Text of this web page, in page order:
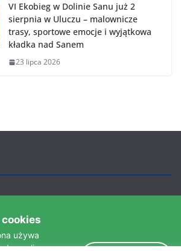
VI Ekobieg w Dolinie Sanu już 2
sierpnia w Uluczu – malownicze
trasy, sportowe emocje i wyjątkowa
kładka nad Sanem
23 lipca 2026
używa
do analizy